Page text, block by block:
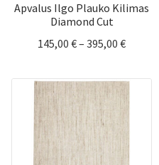
Apvalus Ilgo Plauko Kilimas
Diamond Cut
145,00 €– 395,00 €Price
145,00 €
through